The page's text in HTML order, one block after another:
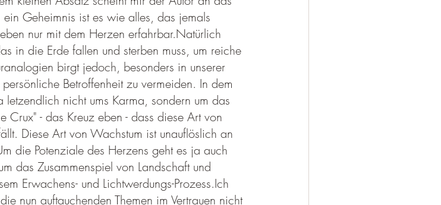
Geheimnis ist es wie alles, das jemals
nur mit dem Herzen erfahrbar.Natürlich
in die Erde fallen und sterben muss, um reiche
birgt jedoch, besonders in unserer
Betroffenheit zu vermeiden. In dem
letzendlich nicht ums Karma, sondern um das
- das Kreuz eben - dass diese Art von
Diese Art von Wachstum ist unauflöslich an
die Potenziale des Herzens geht es ja auch
das Zusammenspiel von Landschaft und
Erwachens- und Lichtwerdungs-Prozess.Ich
nun auftauchenden Themen im Vertrauen nicht